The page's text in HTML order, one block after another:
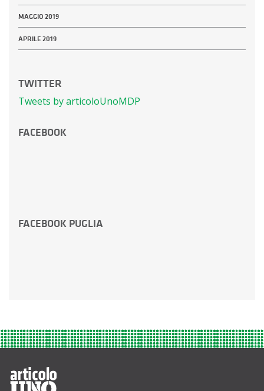
MAGGIO 2019
APRILE 2019
TWITTER
Tweets by articoloUnoMDP
FACEBOOK
FACEBOOK PUGLIA